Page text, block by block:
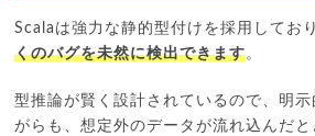
Scalaは強力な静的型付けを採用しており
くのバグを未然に検出できます。
型推論が賢く設計されているので、明
がらも、想定外のデータが流れ込んだ